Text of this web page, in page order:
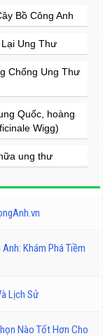
Bồ Công Anh
Ung Thư
Chống Ung Thư
Quốc, hoàng
Wigg)
ung thư
Khám Phá Tiềm
Lịch Sử
Nào Tốt Hơn Cho